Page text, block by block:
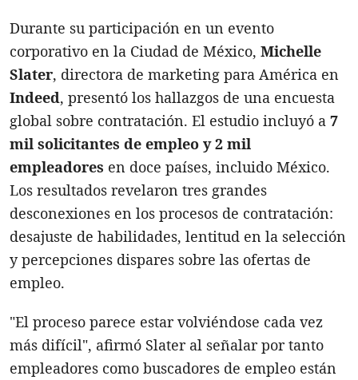
Durante su participación en un evento
corporativo en la Ciudad de México, Michelle
Slater, directora de marketing para América en
Indeed, presentó los hallazgos de una encuesta
global sobre contratación. El estudio incluyó a 7
mil solicitantes de empleo y 2 mil
empleadores en doce países, incluido México.
Los resultados revelaron tres grandes
desconexiones en los procesos de contratación:
desajuste de habilidades, lentitud en la selección
y percepciones dispares sobre las ofertas de
empleo.
"El proceso parece estar volviéndose cada vez
más difícil", afirmó Slater al señalar por tanto
empleadores como buscadores de empleo están